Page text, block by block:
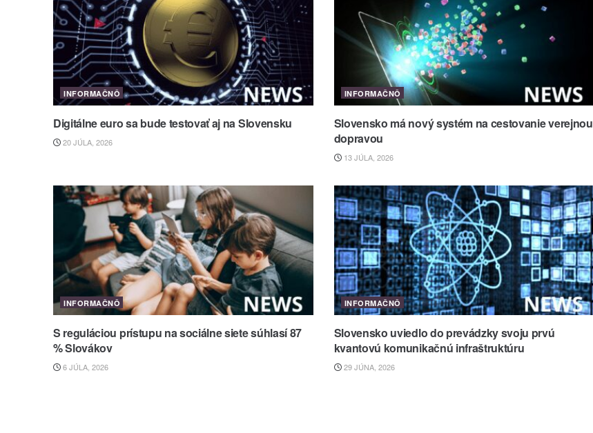
INFORMAČNÔ
Digitálne euro sa bude testovať aj na Slovensku
20 JÚLA, 2026
INFORMAČNÔ
Slovensko má nový systém na cestovanie verejnou
dopravou
13 JÚLA, 2026
INFORMAČNÔ
S reguláciou prístupu na sociálne siete súhlasí 87
% Slovákov
6 JÚLA, 2026
INFORMAČNÔ
Slovensko uviedlo do prevádzky svoju prvú
kvantovú komunikačnú infraštruktúru
29 JÚNA, 2026